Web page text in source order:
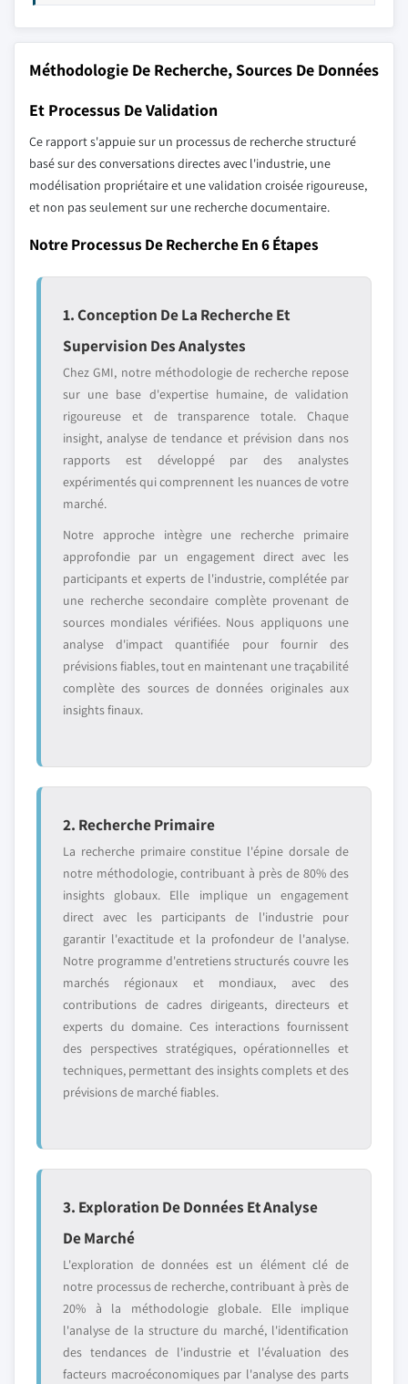
Méthodologie De Recherche, Sources De Données
Et Processus De Validation
Ce rapport s'appuie sur un processus de recherche structuré
basé sur des conversations directes avec l'industrie, une
modélisation propriétaire et une validation croisée rigoureuse,
et non pas seulement sur une recherche documentaire.
Notre Processus De Recherche En 6 Étapes
1. Conception De La Recherche Et
Supervision Des Analystes
Chez GMI, notre méthodologie de recherche repose
sur une base d'expertise humaine, de validation
rigoureuse et de transparence totale. Chaque
insight, analyse de tendance et prévision dans nos
rapports est développé par des analystes
expérimentés qui comprennent les nuances de votre
marché.
Notre approche intègre une recherche primaire
approfondie par un engagement direct avec les
participants et experts de l'industrie, complétée par
une recherche secondaire complète provenant de
sources mondiales vérifiées. Nous appliquons une
analyse d'impact quantifiée pour fournir des
prévisions fiables, tout en maintenant une traçabilité
complète des sources de données originales aux
insights finaux.
2. Recherche Primaire
La recherche primaire constitue l'épine dorsale de
notre méthodologie, contribuant à près de 80% des
insights globaux. Elle implique un engagement
direct avec les participants de l'industrie pour
garantir l'exactitude et la profondeur de l'analyse.
Notre programme d'entretiens structurés couvre les
marchés régionaux et mondiaux, avec des
contributions de cadres dirigeants, directeurs et
experts du domaine. Ces interactions fournissent
des perspectives stratégiques, opérationnelles et
techniques, permettant des insights complets et des
prévisions de marché fiables.
3. Exploration De Données Et Analyse
De Marché
L'exploration de données est un élément clé de
notre processus de recherche, contribuant à près de
20% à la méthodologie globale. Elle implique
l'analyse de la structure du marché, l'identification
des tendances de l'industrie et l'évaluation des
facteurs macroéconomiques par l'analyse des parts